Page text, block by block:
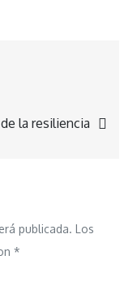
la resiliencia
publicada. Los
*